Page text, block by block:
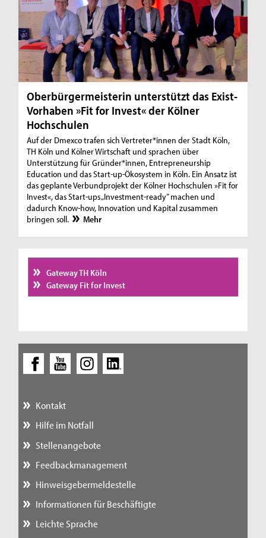
Oberbürgermeisterin unterstützt das Exist-
Vorhaben »Fit for Invest« der Kölner
Hochschulen
Auf der Dmexco trafen sich Vertreter*innen der Stadt Köln,
TH Köln und Kölner Wirtschaft und sprachen über
Unterstützung für Gründer*innen, Entrepreneurship
Education und das Start-up-Ökosystem in Köln. Ein Ansatz ist
das geplante Verbundprojekt der Kölner Hochschulen »Fit for
Invest«, das Start-ups „Investment-ready” machen und
dadurch Know-how, Innovation und Kapital zusammen
bringen soll.
Mehr
Gateway TH Köln
Gateway Fit for Invest
Kontakt
Hilfe im Notfall
Stellenangebote
Feedbackmanagement
Hinweisgebermeldestelle
Informationen für Beschäftigte
Leichte Sprache